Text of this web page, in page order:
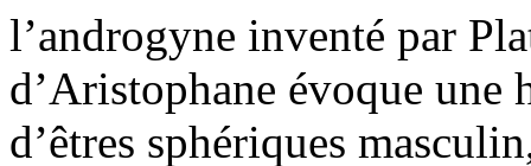
l’androgyne inventé par
d’Aristophane évoque
d’êtres sphériques